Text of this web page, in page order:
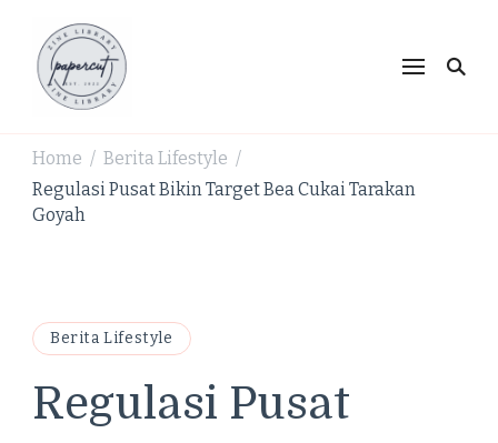
PaperCut Zine Library |
Produktivitas & Inspirasi
Kreatif
Ikuti cerita gaya hidup, kebiasaan positif, serta
Home / Berita Lifestyle /
Regulasi Pusat Bikin Target Bea Cukai Tarakan
Goyah
Berita Lifestyle
Regulasi Pusat